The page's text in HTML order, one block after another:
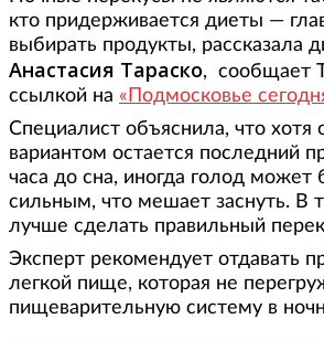
кто придерживается диеты —
выбирать продукты, рассказала
Анастасия Тараско, сообщает
ссылкой на «Подмосковье
Специалист объяснила, что
вариантом остается последний
часа до сна, иногда голод может
сильным, что мешает заснуть. В
лучше сделать правильный
Эксперт рекомендует отдавать
легкой пище, которая не
пищеварительную систему в